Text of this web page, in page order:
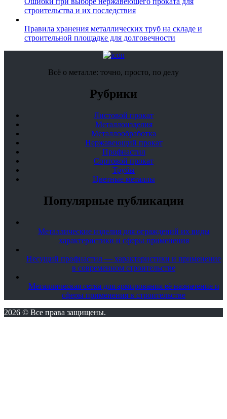
строительства и их последствия
Правила хранения металлических труб на складе и
строительной площадке для долговечности
Всё о металле: точно, просто, по делу
Рубрики
Листовой прокат
Металлоизделия
Металлообработка
Нержавеющий прокат
Профнастил
Сортовой прокат
Трубы
Цветные металлы
Популярные публикации
Металлические изделия для ограждений их виды
характеристики и сферы применения
Несущий профнастил — характеристики и применение
в современном строительстве
Металлическая сетка для армирования её назначение и
сферы применения в строительстве
2026 © Все права защищены.